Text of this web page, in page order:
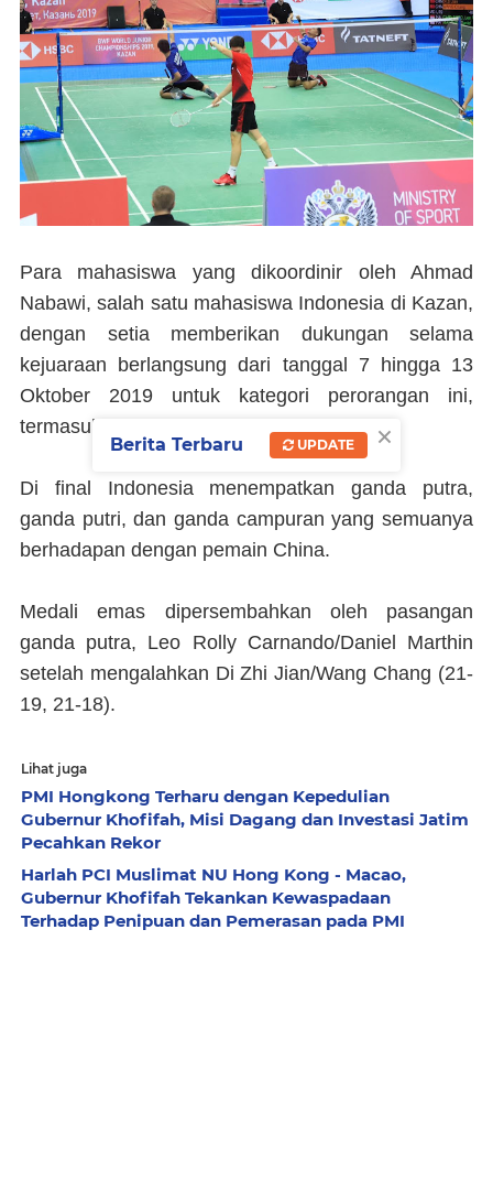
Para mahasiswa yang dikoordinir oleh Ahmad
Nabawi, salah satu mahasiswa Indonesia di Kazan,
dengan setia memberikan dukungan selama
kejuaraan berlangsung dari tanggal 7 hingga 13
Oktober 2019 untuk kategori perorangan ini,
termasuk semi final sehari sebelumnya.
Di final Indonesia menempatkan ganda putra,
ganda putri, dan ganda campuran yang semuanya
berhadapan dengan pemain China.
Medali emas dipersembahkan oleh pasangan
ganda putra, Leo Rolly Carnando/Daniel Marthin
setelah mengalahkan Di Zhi Jian/Wang Chang (21-
19, 21-18).
Lihat juga
PMI Hongkong Terharu dengan Kepedulian
Gubernur Khofifah, Misi Dagang dan Investasi Jatim
Pecahkan Rekor
Harlah PCI Muslimat NU Hong Kong - Macao,
Gubernur Khofifah Tekankan Kewaspadaan
Terhadap Penipuan dan Pemerasan pada PMI
×
Berita Terbaru UPDATE